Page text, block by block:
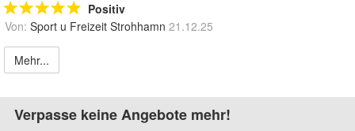
Positiv
Von: Sport u Freizeit Strohhamn 21.12.25
Mehr...
Verpasse keine Angebote mehr!